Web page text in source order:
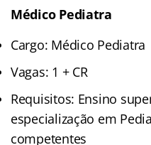
Médico Pediatra
Cargo: Médico Pediatra
Vagas: 1 + CR
Requisitos: Ensino
especialização em
competentes